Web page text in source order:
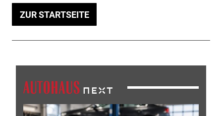
ZUR STARTSEITE